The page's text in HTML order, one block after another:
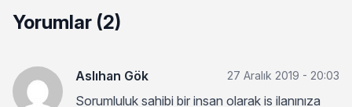
Yorumlar (2)
Aslıhan Gök 27 Aralık 2019 - 20:03
Sorumluluk sahibi bir insan olarak is ilanınıza